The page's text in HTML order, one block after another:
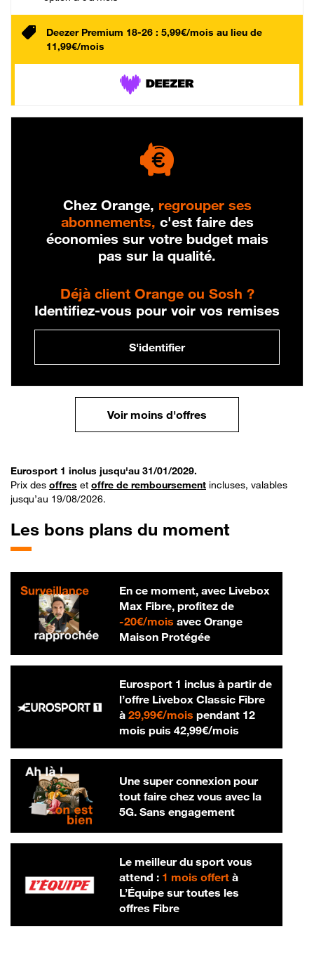
Deezer Premium 18-26 : 5,99€/mois au lieu de
11,99€/mois
Chez Orange, regrouper ses
abonnements, c'est faire des
économies sur votre budget mais
pas sur la qualité.
Déjà client Orange ou Sosh ?
Identifiez-vous pour voir vos remises
S'identifier
Voir moins d'offres
Eurosport 1 inclus jusqu'au 31/01/2029.
Prix des offres et offre de remboursement incluses, valables
jusqu’au 19/08/2026.
Les bons plans du moment
En ce moment, avec Livebox
Max Fibre, profitez de
-20€/mois20 € par mois
avec Orange
Maison Protégée
Eurosport 1 inclus à partir de
l’offre Livebox Classic Fibre
à 29,99€/mois29,99 € par mois
pendant 12
mois puis 42,99€/mois42,99 € par
Une super connexion pour
tout faire chez vous avec la
5G. Sans engagement
Le meilleur du sport vous
attend : 1 mois offertà
L’Équipe sur toutes les
offres Fibre